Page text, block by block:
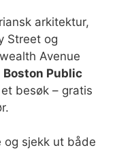
arkitektur,
Street og
Avenue
Boston Public
besøk – gratis
og sjekk ut både